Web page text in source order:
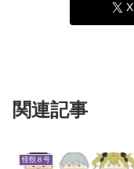
X
関連記事
怪獣８号